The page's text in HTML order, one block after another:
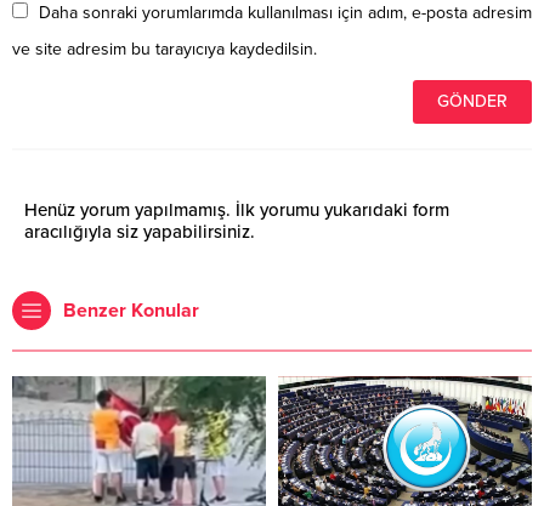
Daha sonraki yorumlarımda kullanılması için adım, e-posta adresim
ve site adresim bu tarayıcıya kaydedilsin.
Henüz yorum yapılmamış. İlk yorumu yukarıdaki form
aracılığıyla siz yapabilirsiniz.
Benzer Konular